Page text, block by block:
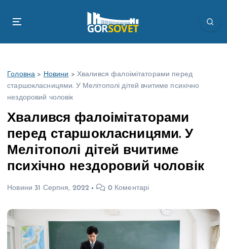
Головна > Новини > Хвалився фалоімітаторами перед
старшокласницями. У Мелітополі дітей вчитиме психічно
нездоровий чоловік
Хвалився фалоімітаторами
перед старшокласницями. У
Мелітополі дітей вчитиме
психічно нездоровий чоловік
Новини 31 Серпня, 2022 0 Коментарі